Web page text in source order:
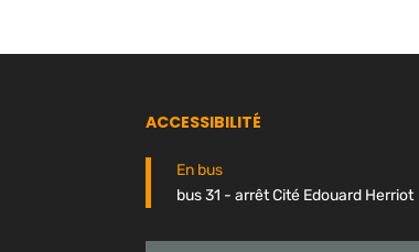
ACCESSIBILITÉ
En bus
bus 31 - arrêt Cité Edouard Herriot